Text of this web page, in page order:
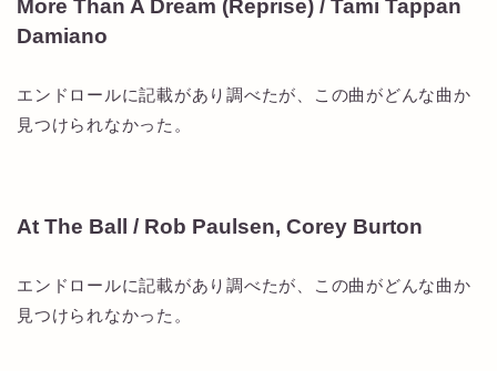
More Than A Dream (Reprise) / Tami Tappan
Damiano
エンドロールに記載があり調べたが、この曲がどんな曲か
見つけられなかった。
At The Ball / Rob Paulsen, Corey Burton
エンドロールに記載があり調べたが、この曲がどんな曲か
見つけられなかった。